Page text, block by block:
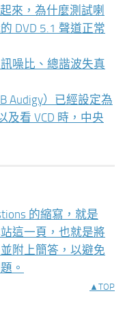
來，為什麼測試喇
DVD 5.1 聲道正常
噪比、總諧波失真
Audigy）已經設定為
及看 VCD 時，中央
的縮寫，就是
這一頁，也就是將
附上簡答，以避免
。
▲TOP